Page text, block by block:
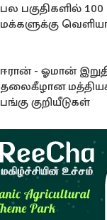
பல பகுதிகளில்
மக்களுக்கு
ஈரான் - ஓமான்
தலைகீழான
பங்கு குறியீடுகள்